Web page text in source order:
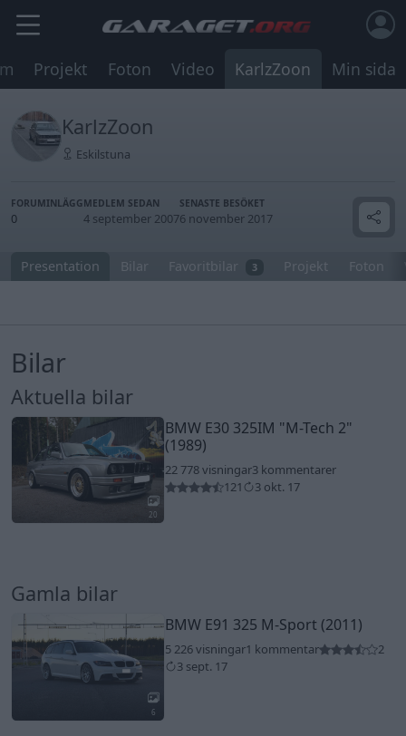
Projekt Foton Video KarlzZoon Min sida
KarlzZoon
Eskilstuna
FORUMINLÄGG
0
MEDLEM SEDAN
4 september 2007
SENASTE BESÖKET
6 november 2017
Presentation Bilar Favoritbilar 3 Projekt Foton
Bilar
Aktuella bilar
20
BMW E30 325IM "M-Tech 2"
(1989)
22 778 visningar3 kommentarer
121
3 okt. 17
Gamla bilar
6
BMW E91 325 M-Sport (2011)
5 226 visningar1 kommentar
2
3 sept. 17